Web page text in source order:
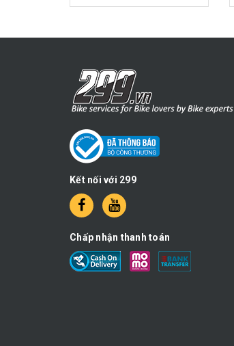
Kết nối với 299
Chấp nhận thanh toán